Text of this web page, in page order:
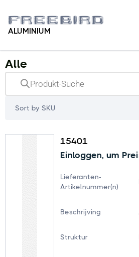
ALUMINIUM
Alle
15401
Einloggen, um
Lieferanten-
Artikelnummer(n)
Beschrijving
Struktur